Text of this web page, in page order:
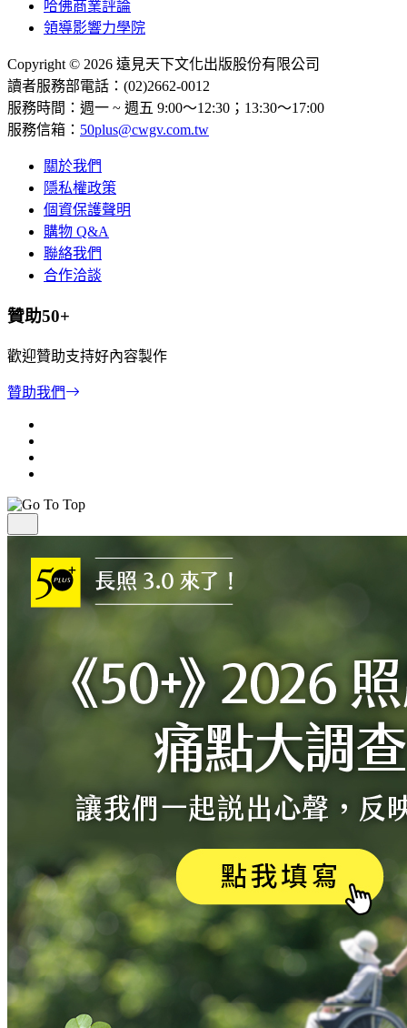
哈佛商業評論
領導影響力學院
Copyright © 2026 遠見天下文化出版股份有限公司
讀者服務部電話：(02)2662-0012
服務時間：週一 ~ 週五 9:00～12:30；13:30～17:00
服務信箱： 50plus@cwgv.com.tw
關於我們
隱私權政策
個資保護聲明
購物 Q&A
聯絡我們
合作洽談
贊助50+
歡迎贊助支持好內容製作
贊助我們